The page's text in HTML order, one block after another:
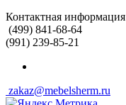
Контактная информация
(499) 841-68-64
(991) 239-85-21
zakaz@mebelsherm.ru